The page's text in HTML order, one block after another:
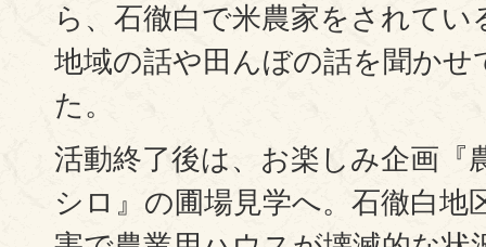
ら、石徹白で米農家をされて
地域の話や田んぼの話を聞か
た。
活動終了後は、お楽しみ企画『
シロ』の圃場見学へ。石徹白地